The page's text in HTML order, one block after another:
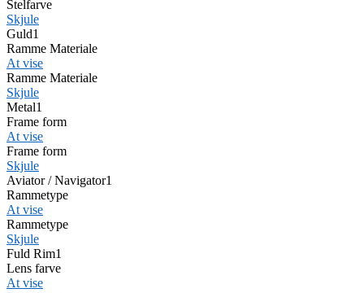
Stelfarve
Skjule
Guld1
Ramme Materiale
At vise
Ramme Materiale
Skjule
Metal1
Frame form
At vise
Frame form
Skjule
Aviator / Navigator1
Rammetype
At vise
Rammetype
Skjule
Fuld Rim1
Lens farve
At vise